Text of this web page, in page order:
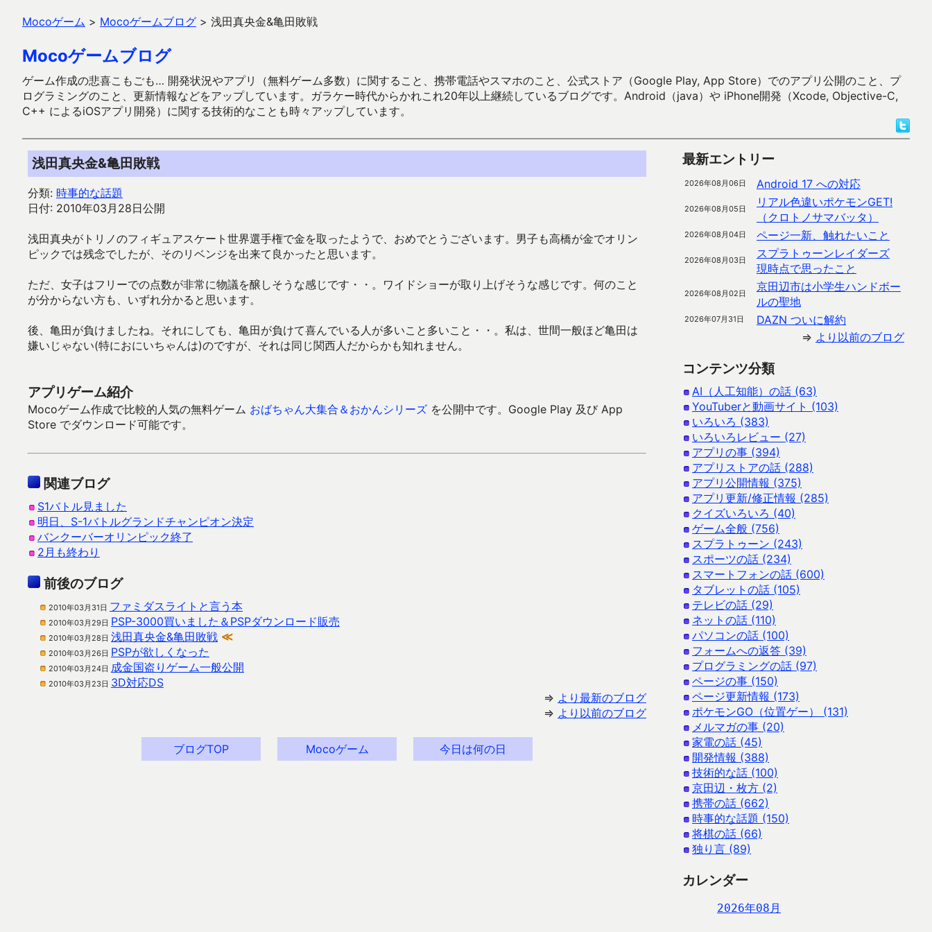
Mocoゲーム > Mocoゲームブログ > 浅田真央金&亀田敗戦
Mocoゲームブログ
ゲーム作成の悲喜こもごも… 開発状況やアプリ（無料ゲーム多数）に関すること、携帯電話やスマホのこと、公式ストア（Google Play, App Store）でのアプリ公開のこと、プ
ログラミングのこと、更新情報などをアップしています。ガラケー時代からかれこれ20年以上継続しているブログです。Android（java）や iPhone開発（Xcode, Objective-C,
C++ によるiOSアプリ開発）に関する技術的なことも時々アップしています。
浅田真央金&亀田敗戦
分類: 時事的な話題
日付: 2010年03月28日公開
浅田真央がトリノのフィギュアスケート世界選手権で金を取ったようで、おめでとうございます。男子も高橋が金でオリン
ピックでは残念でしたが、そのリベンジを出来て良かったと思います。
ただ、女子はフリーでの点数が非常に物議を醸しそうな感じです・・。ワイドショーが取り上げそうな感じです。何のこと
が分からない方も、いずれ分かると思います。
後、亀田が負けましたね。それにしても、亀田が負けて喜んでいる人が多いこと多いこと・・。私は、世間一般ほど亀田は
嫌いじゃない(特におにいちゃんは)のですが、それは同じ関西人だからかも知れません。
アプリゲーム紹介
Mocoゲーム作成で比較的人気の無料ゲーム おばちゃん大集合＆おかんシリーズ を公開中です。Google Play 及び App
Store でダウンロード可能です。
関連ブログ
S1バトル見ました
明日、S-1バトルグランドチャンピオン決定
バンクーバーオリンピック終了
2月も終わり
前後のブログ
2010年03月31日 ファミダスライトと言う本
2010年03月29日 PSP-3000買いました＆PSPダウンロード販売
2010年03月28日 浅田真央金&亀田敗戦 ≪
2010年03月26日 PSPが欲しくなった
2010年03月24日 成金国盗りゲーム一般公開
2010年03月23日 3D対応DS
⇒ より最新のブログ
⇒ より以前のブログ
ブログTOP Mocoゲーム 今日は何の日
最新エントリー
2026年08月06日 Android 17 への対応
2026年08月05日
リアル色違いポケモンGET!
（クロトノサマバッタ）
2026年08月04日 ページ一新、触れたいこと
2026年08月03日
スプラトゥーンレイダーズ
現時点で思ったこと
2026年08月02日
京田辺市は小学生ハンドボー
ルの聖地
2026年07月31日
DAZN ついに解約
⇒ より以前のブログ
コンテンツ分類
AI（人工知能）の話 (63)
YouTuberと動画サイト (103)
いろいろ (383)
いろいろレビュー (27)
アプリの事 (394)
アプリストアの話 (288)
アプリ公開情報 (375)
アプリ更新/修正情報 (285)
クイズいろいろ (40)
ゲーム全般 (756)
スプラトゥーン (243)
スポーツの話 (234)
スマートフォンの話 (600)
タブレットの話 (105)
テレビの話 (29)
ネットの話 (110)
パソコンの話 (100)
フォームへの返答 (39)
プログラミングの話 (97)
ページの事 (150)
ページ更新情報 (173)
ポケモンGO（位置ゲー） (131)
メルマガの事 (20)
家電の話 (45)
開発情報 (388)
技術的な話 (100)
京田辺・枚方 (2)
携帯の話 (662)
時事的な話題 (150)
将棋の話 (66)
独り言 (89)
カレンダー
2026年08月